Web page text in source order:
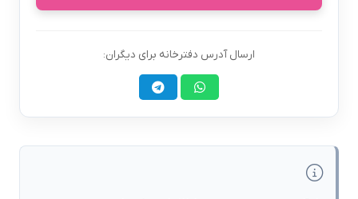
ارسال آدرس دفترخانه برای دیگران: